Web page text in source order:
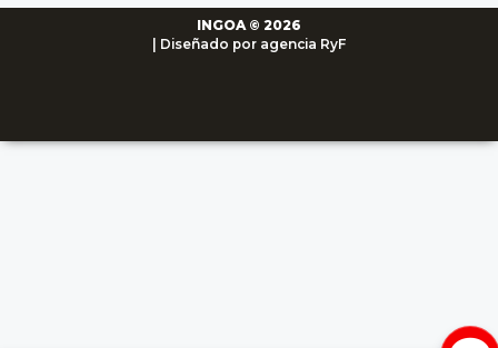
INGOA © 2026
| Diseñado por agencia RyF